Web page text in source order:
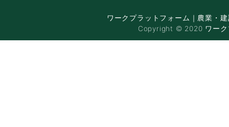
ワークプラットフォーム｜農業・
Copyright © 2020 ワーク